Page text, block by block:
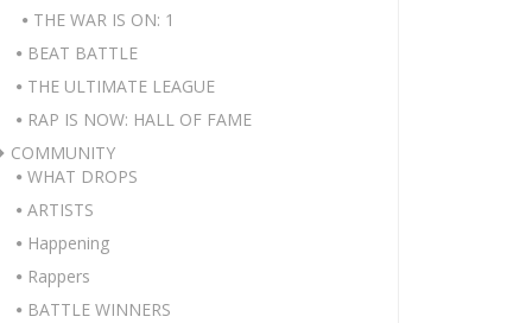
THE WAR IS ON: 1
BEAT BATTLE
THE ULTIMATE LEAGUE
RAP IS NOW: HALL OF FAME
COMMUNITY
WHAT DROPS
ARTISTS
Happening
Rappers
BATTLE WINNERS